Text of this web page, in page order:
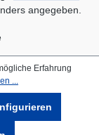
angegeben.
Erfahrung
...